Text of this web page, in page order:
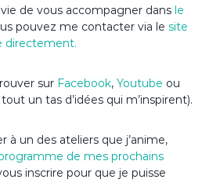
de vous accompagner dans le
pouvez me contacter via le site
directement.
sur Facebook, Youtube ou
un tas d’idées qui m’inspirent).
à un des ateliers que j’anime,
de mes prochains
inscrire pour que je puisse